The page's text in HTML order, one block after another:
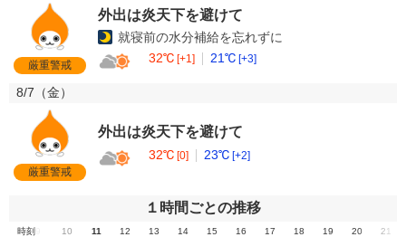
厳重警戒
外出は炎天下を避けて
就寝前の水分補給を忘れずに
32℃ [+1] 21℃ [+3]
8/7（金）
厳重警戒
外出は炎天下を避けて
32℃ [0] 23℃ [+2]
１時間ごとの推移
時刻 10 11 12 13 14 15 16 17 18 19 20 21